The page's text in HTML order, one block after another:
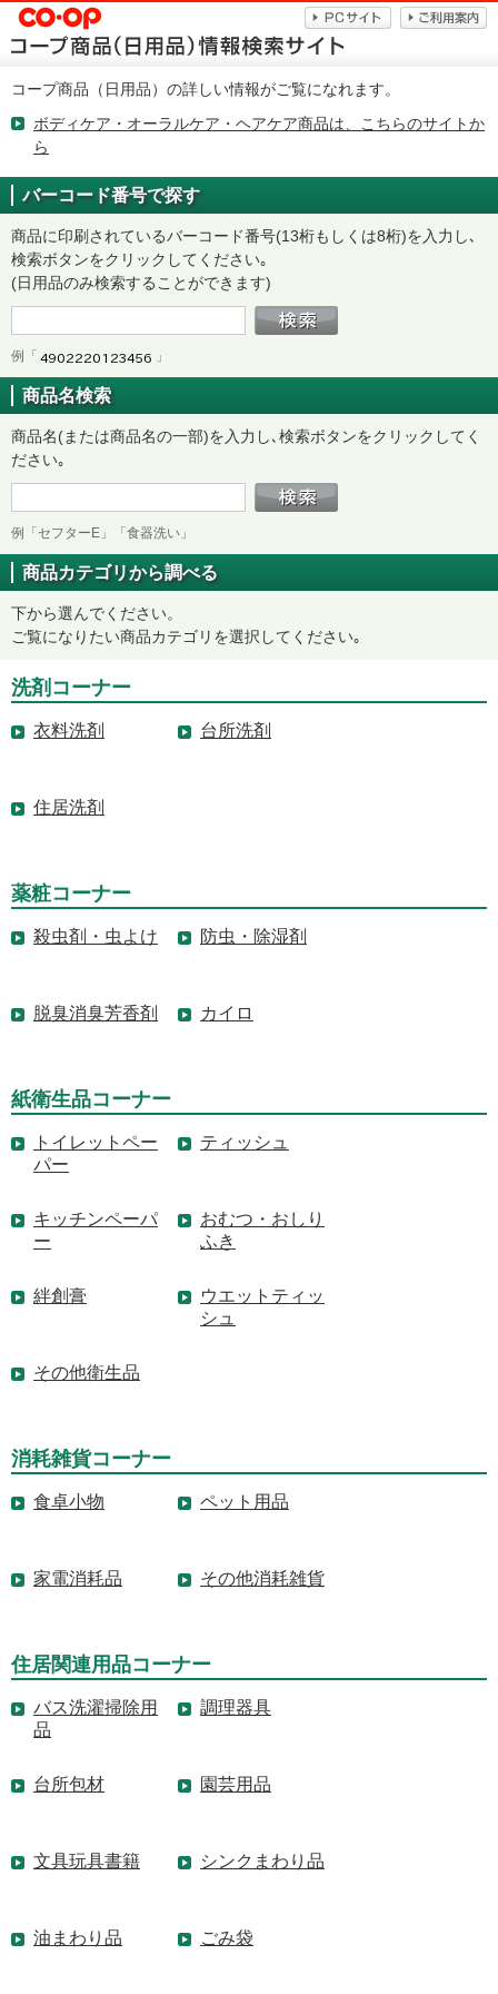
コープ商品（日用品）の詳しい情報がご覧になれます。
ボディケア・オーラルケア・ヘアケア商品は、こちらのサイトか
ら
バーコード番号で探す
商品に印刷されているバーコード番号(13桁もしくは8桁)を入力し､
検索ボタンをクリックしてください｡
(日用品のみ検索することができます)
例「 」
商品名検索
商品名(または商品名の一部)を入力し､検索ボタンをクリックしてく
ださい｡
例「セフターE」「食器洗い」
商品カテゴリから調べる
下から選んでください。
ご覧になりたい商品カテゴリを選択してください｡
洗剤コーナー
衣料洗剤 台所洗剤
住居洗剤
薬粧コーナー
殺虫剤・虫よけ 防虫・除湿剤
脱臭消臭芳香剤 カイロ
紙衛生品コーナー
トイレットペー
パー
ティッシュ
キッチンペーパ
ー
おむつ・おしり
ふき
絆創膏
ウエットティッ
シュ
その他衛生品
消耗雑貨コーナー
食卓小物 ペット用品
家電消耗品 その他消耗雑貨
住居関連用品コーナー
バス洗濯掃除用
品
調理器具
台所包材 園芸用品
文具玩具書籍 シンクまわり品
油まわり品 ごみ袋